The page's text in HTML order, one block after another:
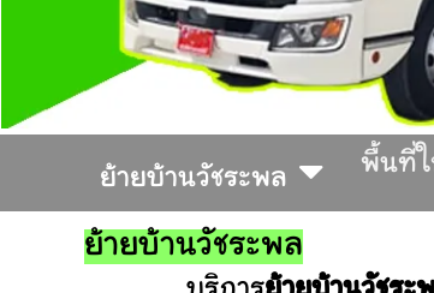
ย้ายบ้านวัชระพล
พื้นที่ใ
ย้ายบ้านวัชระพล